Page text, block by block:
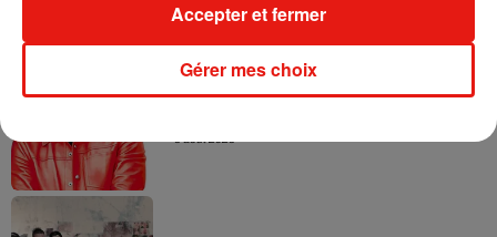
Il y a 10 ans, DJ Snake changeait de
Gérer mes choix
Accepter et fermer